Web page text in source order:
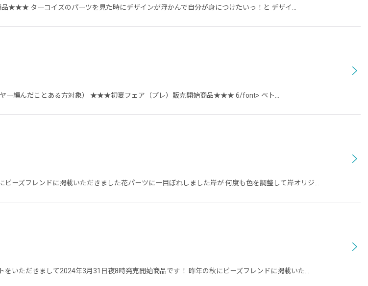
ターコイズのパーツを見た時にデザインが浮かんで自分が身につけたいっ！と デザイ…
ー編んだことある方対象） ★★★初夏フェア（プレ）販売開始商品★★★ 6/font> ペト…
ーズフレンドに掲載いただきました花パーツに一目ぼれしました岸が 何度も色を調整して岸オリジ…
いただきまして2024年3月31日夜8時発売開始商品です！ 昨年の秋にビーズフレンドに掲載いた…